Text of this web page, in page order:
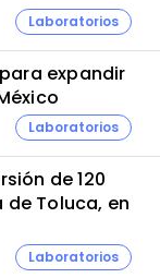
Laboratorios
expandir
Laboratorios
de 120
Toluca, en
Laboratorios